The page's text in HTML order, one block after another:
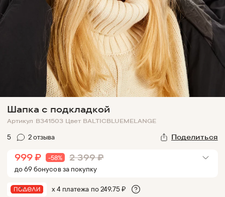
Шапка с подкладкой
Артикул B341503 Цвет BALTICBLUEMELANGE
5 2отзыва Поделиться
999 ₽ -58% 2 399 ₽
до69бонусовза покупку
х 4 платежа по249.75₽